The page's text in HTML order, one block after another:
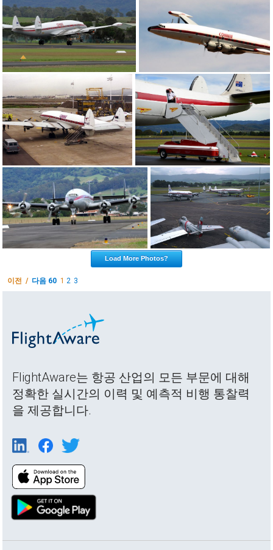
Load More Photos?
이전 / 다음 60 12 3
FlightAware는 항공 산업의 모든 부문에 대해
정확한 실시간의 이력 및 예측적 비행 통찰력
을 제공합니다.